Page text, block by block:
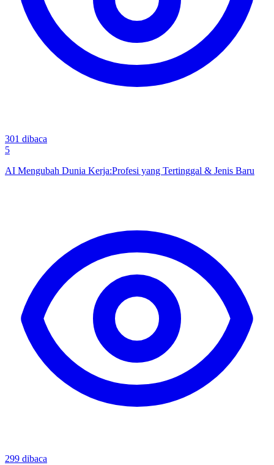
301 dibaca
5
AI Mengubah Dunia Kerja:Profesi yang Tertinggal & Jenis Baru
299 dibaca